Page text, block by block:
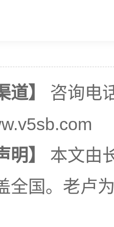
道】
咨询电
明】
本文由
全国。老卢